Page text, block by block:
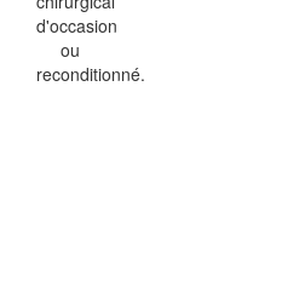
d'occasion
ou
reconditionné.